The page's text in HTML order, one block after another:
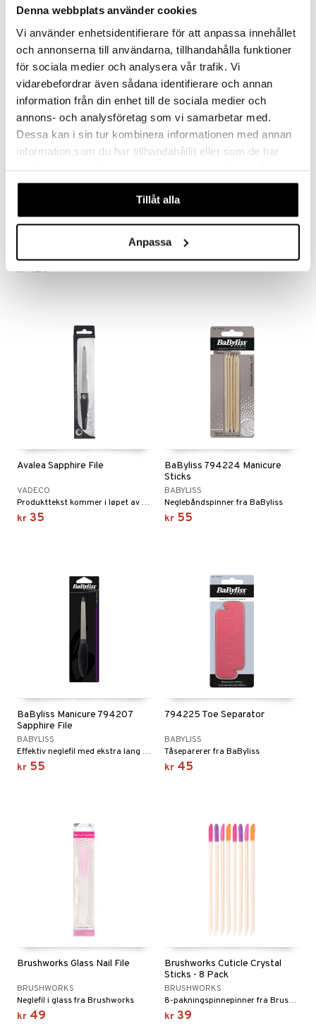
Denna webbplats använder cookies
Vi använder enhetsidentifierare för att anpassa innehållet
och annonserna till användarna, tillhandahålla funktioner
för sociala medier och analysera vår trafik. Vi
vidarebefordrar även sådana identifierare och annan
information från din enhet till de sociala medier och
annons- och analysföretag som vi samarbetar med.
Dessa kan i sin tur kombinera informationen med annan
information som du har tillhandahållit eller som de har
våra cookies vid fortsatt användande av vår webbplats.
Tillåt alla
Anpassa
Neon Filemates
kr 129
Tweezerman Glass Nail File
TWEEZERMAN
Overvåke
Avalea Sapphire File
VADECO
Produkttekst kommer i løpet av kort tid
kr 35
BaByliss 794224 Manicure
Sticks
BABYLISS
Neglebåndspinner fra BaByliss
kr 55
BaByliss Manicure 794207
Sapphire File
BABYLISS
Effektiv neglefil med ekstra lang levetid og et ergonomisk håndtak i kraftig plast
kr 55
794225 Toe Separator
BABYLISS
Tåseparerer fra BaByliss
kr 45
Brushworks Glass Nail File
BRUSHWORKS
Neglefil i glass fra Brushworks
kr 49
Brushworks Cuticle Crystal
Sticks - 8 Pack
BRUSHWORKS
8-pakningspinnepinner fra Brushworks
kr 39